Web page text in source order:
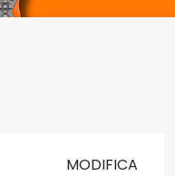
MODIFICA